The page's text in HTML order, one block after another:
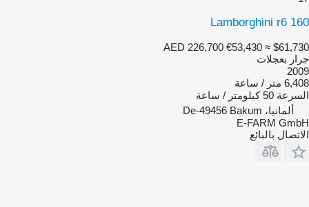
Lamborghini r6 160
AED 226,700 €53,430 ≈ $61,730
جرار بعجلات
2009
6,408 متر / ساعة
السرعة 50 كيلومتر / ساعة
ألمانيا، De-49456 Bakum
E-FARM GmbH
الاتصال بالبائع